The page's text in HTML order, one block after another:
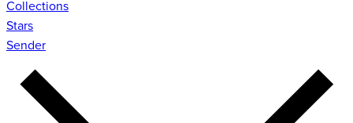
Collections
Stars
Sender